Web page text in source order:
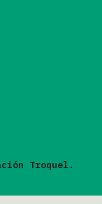
Troquel.